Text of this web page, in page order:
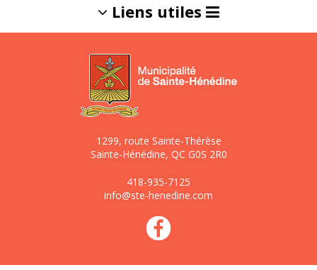
Liens utiles
L'info-Dinois
de l'eau potable
commerces
1299, route Sainte-Thérèse
Sainte-Hénédine, QC G0S 2R0
418-935-7125
info@ste-henedine.com